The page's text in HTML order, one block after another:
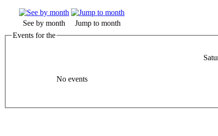
See by month
Jump to month
Events for the
No events